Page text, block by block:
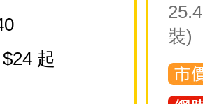
$24 起
裝)